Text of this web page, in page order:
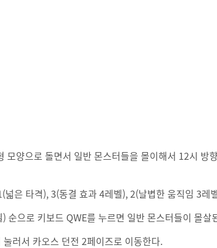
양으로 돌면서 일반 몬스터들을 몰이해서 12시 방향
은 타격), 3(동결 효과 4레벨), 2(날볍한 움직임 3레
으로 키보드 QWE를 누르면 일반 몬스터들이 몰살
러서 카오스 던전 2페이즈로 이동한다.